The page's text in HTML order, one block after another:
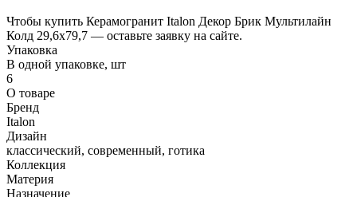
Чтобы купить Керамогранит Italon Декор Брик Мультилайн
Колд 29,6х79,7 — оставьте заявку на сайте.
Упаковка
В одной упаковке, шт
6
О товаре
Бренд
Italon
Дизайн
классический, современный, готика
Коллекция
Материя
Назначение